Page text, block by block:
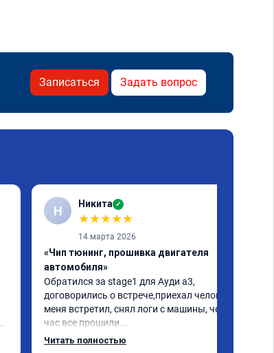
Записаться Задать вопрос
Н Никита ✓
★★★★★
14 марта 2026
«Чип тюнинг, прошивка двигателя
автомобиля»
Обратился за stage1 для Ауди а3,
договорились о встрече,приехал человек
меня встретил, снял логи с машины, через
час все прошили.
Арман спасибо тебе огромное, машинка по
Читать полностью